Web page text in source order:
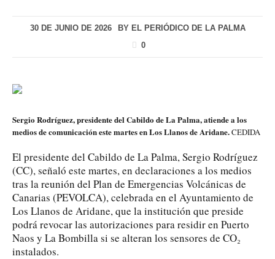
30 DE JUNIO DE 2026 BY EL PERIÓDICO DE LA PALMA
0
Sergio Rodríguez, presidente del Cabildo de La Palma, atiende a los
medios de comunicación este martes en Los Llanos de Aridane.CEDIDA
El presidente del Cabildo de La Palma, Sergio Rodríguez
(CC), señaló este martes, en declaraciones a los medios
tras la reunión del Plan de Emergencias Volcánicas de
Canarias (PEVOLCA), celebrada en el Ayuntamiento de
Los Llanos de Aridane, que la institución que preside
podrá revocar las autorizaciones para residir en Puerto
Naos y La Bombilla si se alteran los sensores de CO₂
instalados.